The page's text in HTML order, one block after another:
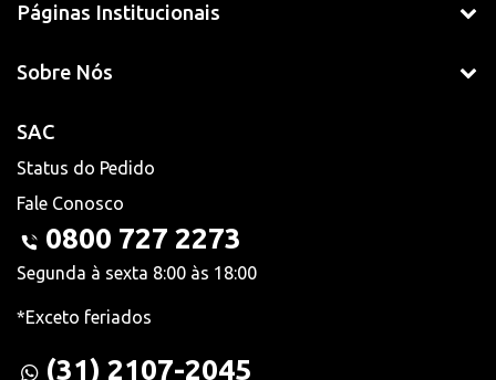
Páginas Institucionais
Sobre Nós
SAC
Status do Pedido
Fale Conosco
0800 727 2273
Segunda à sexta 8:00 às 18:00
*Exceto feriados
(31) 2107-2045